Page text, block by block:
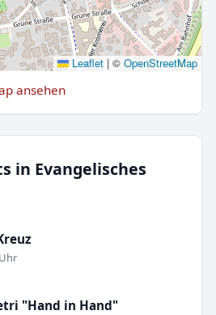
Leaflet |© OpenStreetMap
ansehen
in Evangelisches
"Hand in Hand"